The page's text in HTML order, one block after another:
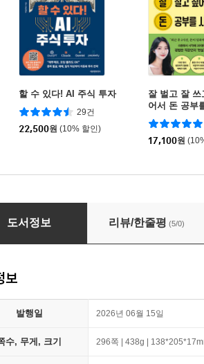
할 수 있다! AI 주식 투자
29건
22,500원 (10% 할인)
잘 벌고 잘
어서 돈 공부
17,100원
종말
도서정보 리뷰/한줄평 (5/0)
보
발행일 2026년 06월 15일
수, 무게, 크기 296쪽 | 438g |